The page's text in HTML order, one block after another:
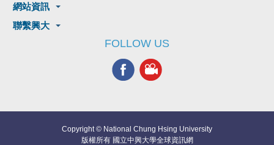
網站資訊
聯繫興大
FOLLOW US
Copyright © National Chung Hsing University
版權所有 國立中興大學全球資訊網